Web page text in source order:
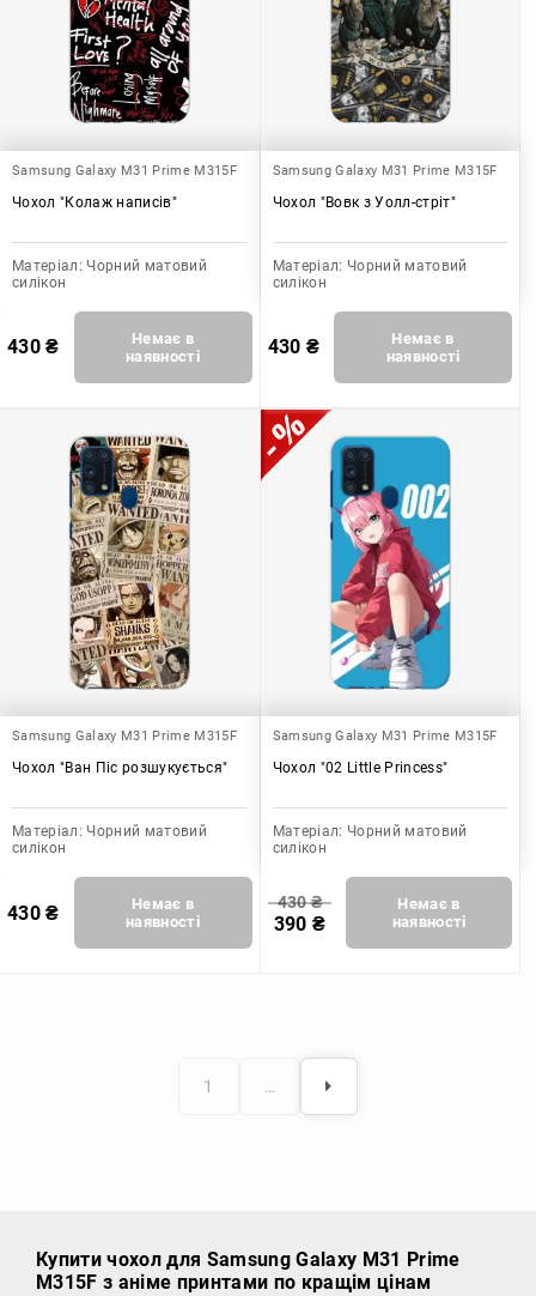
Samsung Galaxy M31 Prime M315F
Чохол "Колаж написів"
Матеріал: Чорний матовий
силікон
430₴
Немає в
наявності
Samsung Galaxy M31 Prime M315F
Чохол "Вовк з Уолл-стріт"
Матеріал: Чорний матовий
силікон
430 ₴
Немає в
наявності
Samsung Galaxy M31 Prime M315F
Чохол "Ван Піс розшукується"
Матеріал: Чорний матовий
силікон
430₴
Немає в
наявності
Samsung Galaxy M31 Prime M315F
Чохол "02 Little Princess"
Матеріал: Чорний матовий
силікон
430₴
390 ₴
Немає в
наявності
1 …
Купити чохол для Samsung Galaxy M31 Prime
M315F з аніме принтами по кращім цінам